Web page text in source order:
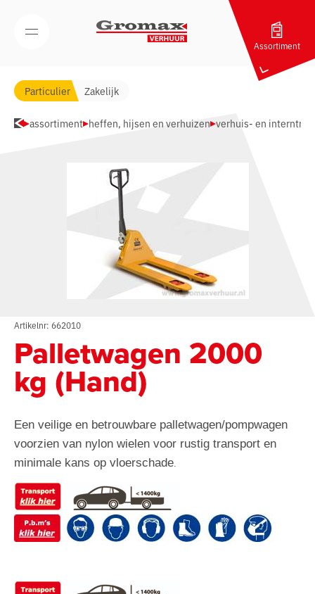
Open/Sluit mobiel menu
Assortiment
Particulier Zakelijk
assortiment heffen, hijsen en verhuizen verhuis- en
Artikelnr: 662010
Palletwagen 2000
kg (Hand)
Een veilige en betrouwbare palletwagen/pompwagen
voorzien van nylon wielen voor rustig transport en
minimale kans op vloerschade.